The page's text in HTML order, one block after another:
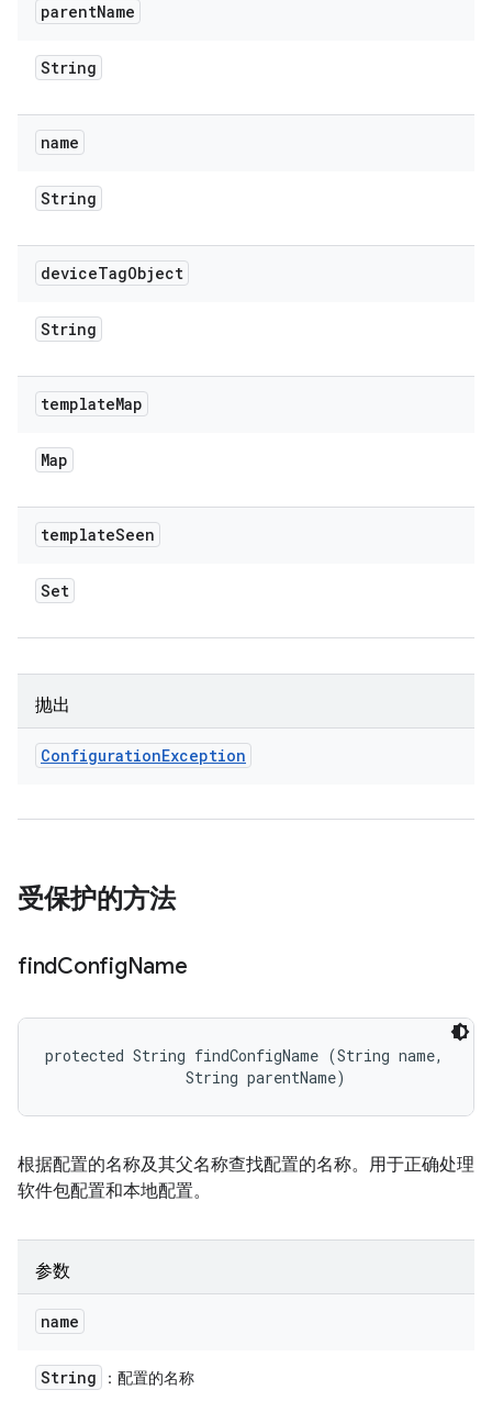
parentName
String
name
String
deviceTagObject
String
templateMap
Map
templateSeen
Set
抛出
ConfigurationException
受保护的方法
findConfigName
protected String findConfigName (String name,
                String parentName)
根据配置的名称及其父名称查找配置的名称。用于正确处理
软件包配置和本地配置。
参数
name
String ：配置的名称